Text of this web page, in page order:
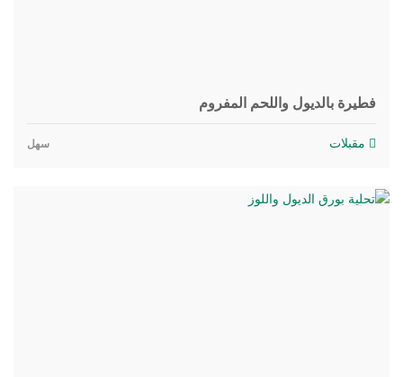
فطيرة بالديول واللحم المفروم
مقبلات سهل